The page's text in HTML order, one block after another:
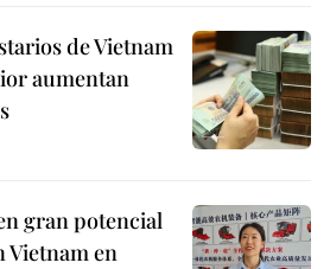
de Vietnam
aumentan
gran potencial
Vietnam en